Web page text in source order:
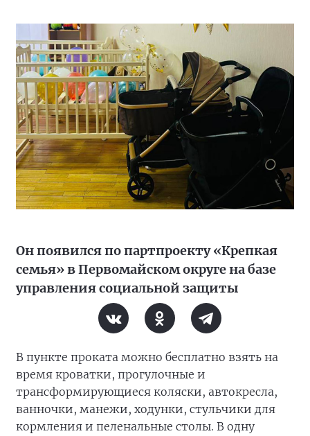
Он появился по партпроекту «Крепкая
семья» в Первомайском округе на базе
управления социальной защиты
В пункте проката можно бесплатно взять на
время кроватки, прогулочные и
трансформирующиеся коляски, автокресла,
ванночки, манежи, ходунки, стульчики для
кормления и пеленальные столы. В одну